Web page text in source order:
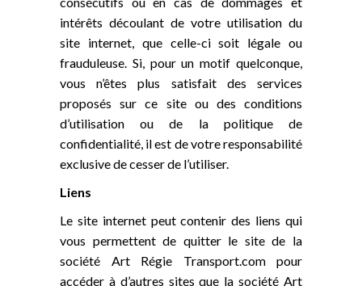
intérêts découlant de votre utilisation du
site internet, que celle-ci soit légale ou
frauduleuse. Si, pour un motif quelconque,
vous n’êtes plus satisfait des services
proposés sur ce site ou des conditions
d’utilisation ou de la politique de
confidentialité, il est de votre responsabilité
exclusive de cesser de l’utiliser.
Liens
Le site internet peut contenir des liens qui
vous permettent de quitter le site de la
société Art Régie Transport.com pour
accéder à d’autres sites que la société Art